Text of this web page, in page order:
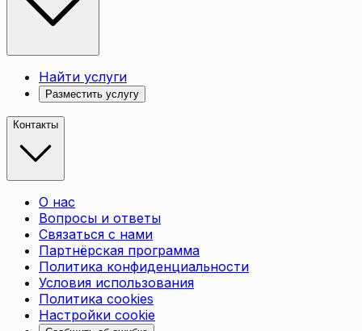
Найти услуги
Разместить услугу
Контакты
О нас
Вопросы и ответы
Связаться с нами
Партнёрская программа
Политика конфиденциальности
Условия использования
Политика cookies
Настройки cookie